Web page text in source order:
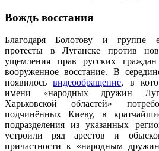
Вождь восстания
Благодаря Болотову и группе
протесты в Луганске против
ущемления прав русских
вооруженное восстание. В
появилосьвидеообращение, в
имени «народных дружин
Харьковской областей»
подчинённых Киеву, в
подразделения из указанных
устроили ряд арестов и
причастности к «народным